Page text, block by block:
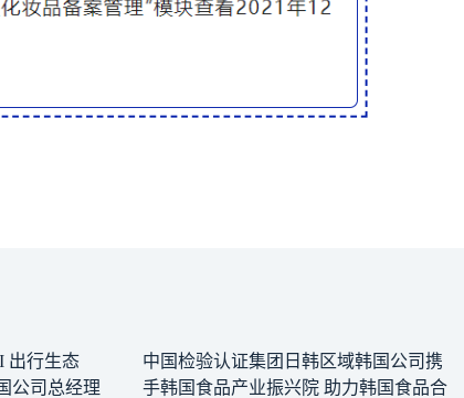
出行生态
公司总经理
中国检验认证集团日韩区域韩国公司携
手韩国食品产业振兴院 助力韩国食品合